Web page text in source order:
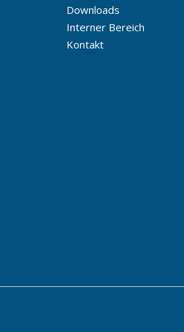
Downloads
Interner Bereich
Kontakt